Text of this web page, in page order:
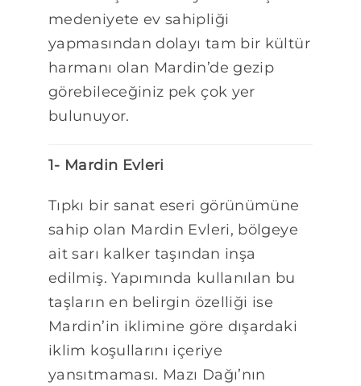
medeniyete ev sahipliği
yapmasından dolayı tam bir kültür
harmanı olan Mardin’de gezip
görebileceğiniz pek çok yer
bulunuyor.
1- Mardin Evleri
Tıpkı bir sanat eseri görünümüne
sahip olan Mardin Evleri, bölgeye
ait sarı kalker taşından inşa
edilmiş. Yapımında kullanılan bu
taşların en belirgin özelliği ise
Mardin’in iklimine göre dışardaki
iklim koşullarını içeriye
yansıtmaması. Mazı Dağı’nın